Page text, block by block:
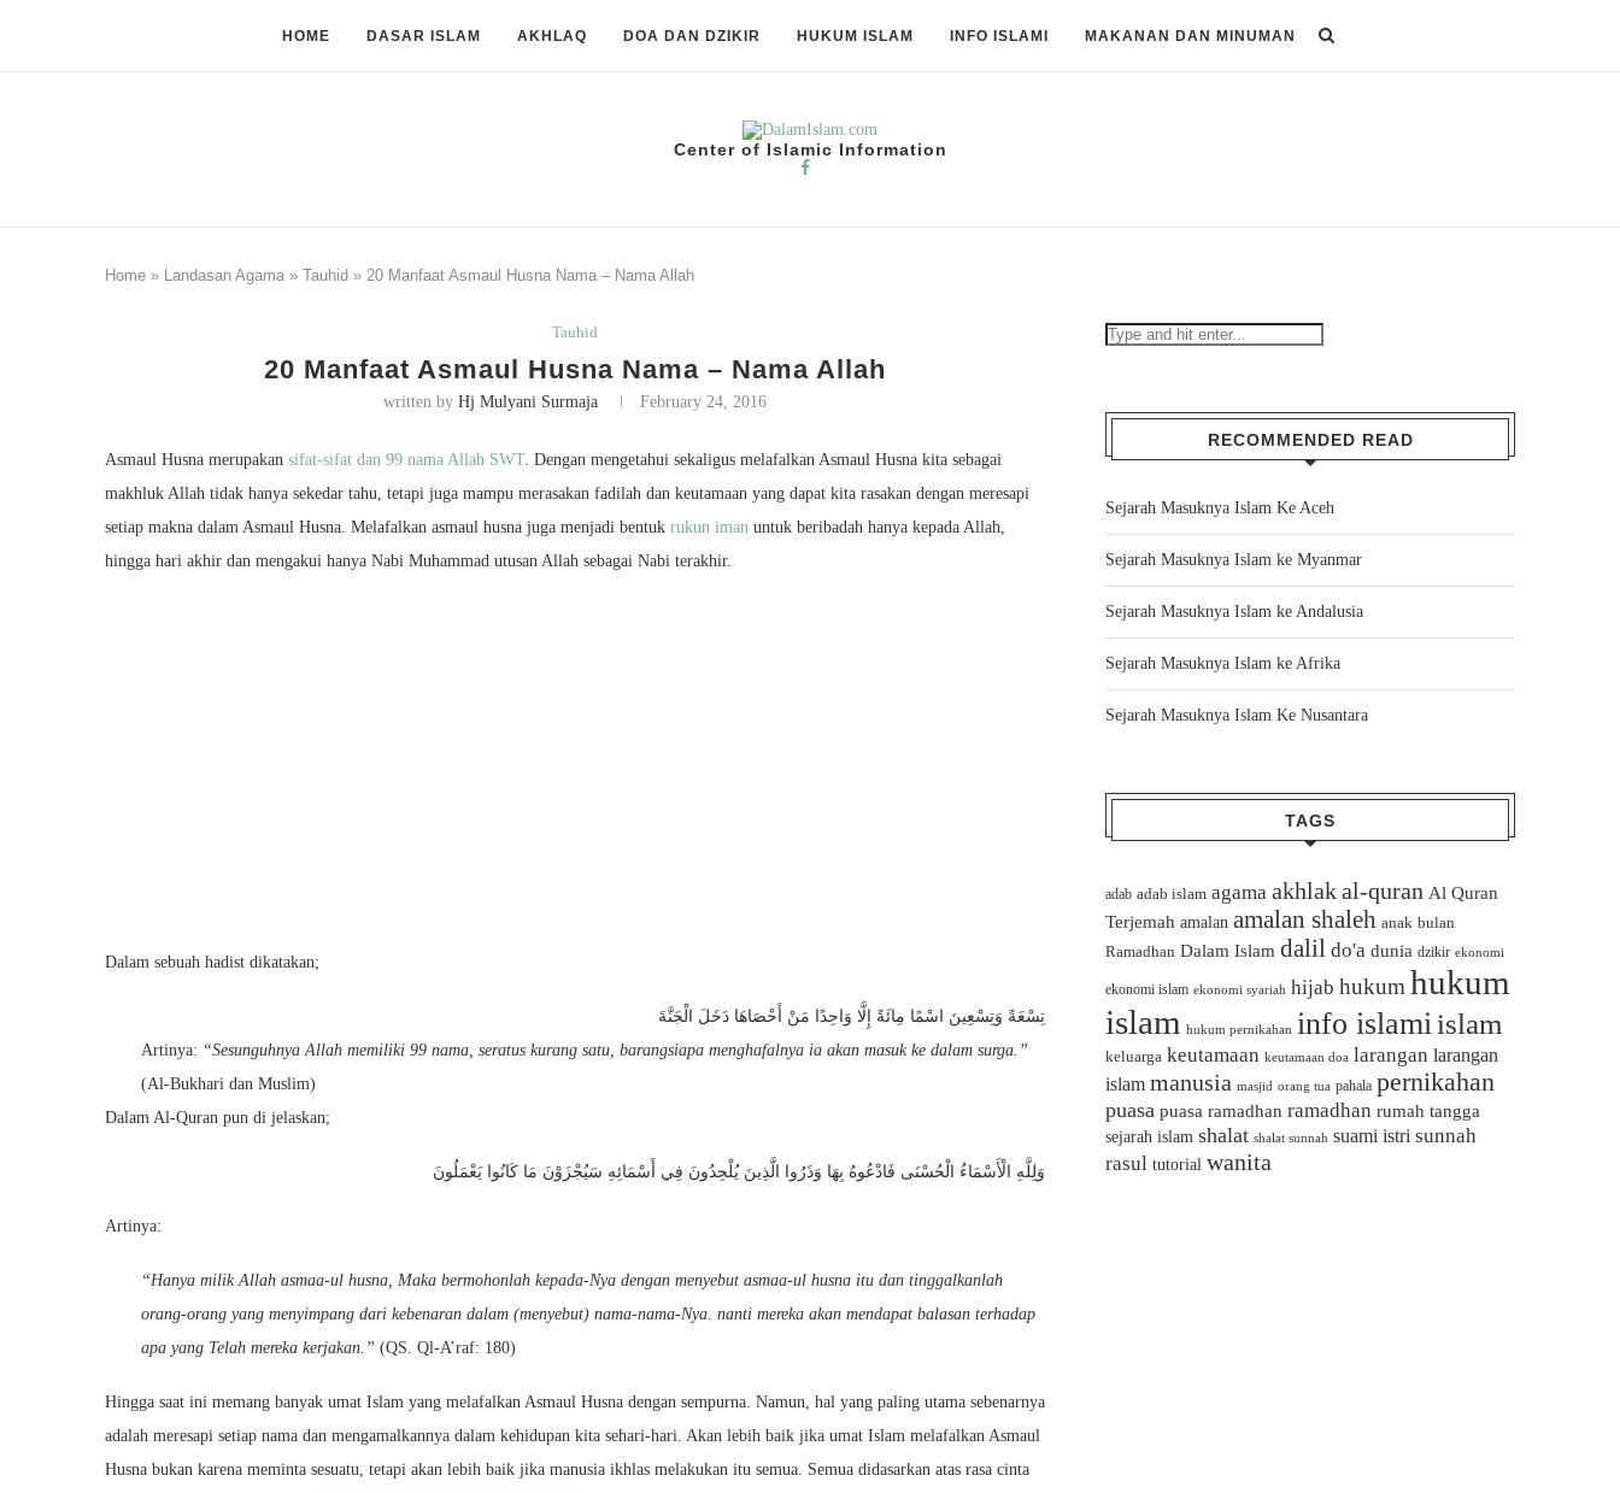
HOME DASAR ISLAM AKHLAQ DOA DAN DZIKIR HUKUM ISLAM INFO ISLAMI MAKANAN DAN MINUMAN
Center of Islamic Information
Home » Landasan Agama » Tauhid » 20 Manfaat Asmaul Husna Nama – Nama Allah
Tauhid
20 Manfaat Asmaul Husna Nama – Nama Allah
written by Hj Mulyani Surmaja February 24, 2016
Asmaul Husna merupakan sifat-sifat dan 99 nama Allah SWT. Dengan mengetahui sekaligus melafalkan Asmaul Husna kita sebagai
makhluk Allah tidak hanya sekedar tahu, tetapi juga mampu merasakan fadilah dan keutamaan yang dapat kita rasakan dengan meresapi
setiap makna dalam Asmaul Husna. Melafalkan asmaul husna juga menjadi bentuk rukun iman untuk beribadah hanya kepada Allah,
hingga hari akhir dan mengakui hanya Nabi Muhammad utusan Allah sebagai Nabi terakhir.
Dalam sebuah hadist dikatakan;
تِسْعَةً وَتِسْعِينَ اسْمًا مِائَةً إِلَّا وَاحِدًا مَنْ أَحْصَاهَا دَخَلَ الْجَنَّةَ
Artinya: “Sesunguhnya Allah memiliki 99 nama, seratus kurang satu, barangsiapa menghafalnya ia akan masuk ke dalam surga.”
(Al-Bukhari dan Muslim)
Dalam Al-Quran pun di jelaskan;
وَلِلَّهِ الْأَسْمَاءُ الْحُسْنَى فَادْعُوهُ بِهَا وَذَرُوا الَّذِينَ يُلْحِدُونَ فِي أَسْمَائِهِ سَيُجْزَوْنَ مَا كَانُوا يَعْمَلُونَ
Artinya:
“Hanya milik Allah asmaa-ul husna, Maka bermohonlah kepada-Nya dengan menyebut asmaa-ul husna itu dan tinggalkanlah
orang-orang yang menyimpang dari kebenaran dalam (menyebut) nama-nama-Nya. nanti mereka akan mendapat balasan terhadap
apa yang Telah mereka kerjakan.” (QS. Ql-A’raf: 180)
Hingga saat ini memang banyak umat Islam yang melafalkan Asmaul Husna dengan sempurna. Namun, hal yang paling utama sebenarnya
adalah meresapi setiap nama dan mengamalkannya dalam kehidupan kita sehari-hari. Akan lebih baik jika umat Islam melafalkan Asmaul
Husna bukan karena meminta sesuatu, tetapi akan lebih baik jika manusia ikhlas melakukan itu semua. Semua didasarkan atas rasa cinta
RECOMMENDED READ
Sejarah Masuknya Islam Ke Aceh
Sejarah Masuknya Islam ke Myanmar
Sejarah Masuknya Islam ke Andalusia
Sejarah Masuknya Islam ke Afrika
Sejarah Masuknya Islam Ke Nusantara
TAGS
adab adab islam agama akhlakal-quran Al Quran
Terjemah amalan amalan shaleh anak bulan
Ramadhan Dalam Islam dalil do'a dunia dzikir ekonomi
ekonomi islam ekonomi syariah hijab hukum hukum
islam hukum pernikahan info islamiislam
keluarga keutamaan keutamaan doa larangan larangan
islam manusia masjid orang tua pahala pernikahan
puasa puasa ramadhan ramadhan rumah tangga
sejarah islam shalat shalat sunnah suami istri sunnah
rasul tutorial wanita